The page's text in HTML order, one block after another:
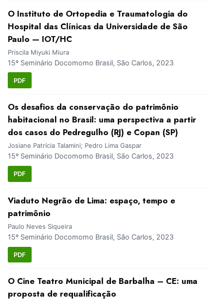
O Instituto de Ortopedia e Traumatologia do
Hospital das Clínicas da Universidade de São
Paulo — IOT/HC
Priscila Miyuki Miura
15º Seminário Docomomo Brasil, São Carlos, 2023
PDF
Os desafios da conservação do patrimônio
habitacional no Brasil: uma perspectiva a partir
dos casos do Pedregulho (RJ) e Copan (SP)
Josiane Patrícia Talamini; Pedro Lima Gaspar
15º Seminário Docomomo Brasil, São Carlos, 2023
PDF
Viaduto Negrão de Lima: espaço, tempo e
patrimônio
Paulo Neves Siqueira
15º Seminário Docomomo Brasil, São Carlos, 2023
PDF
O Cine Teatro Municipal de Barbalha – CE: uma
proposta de requalificação